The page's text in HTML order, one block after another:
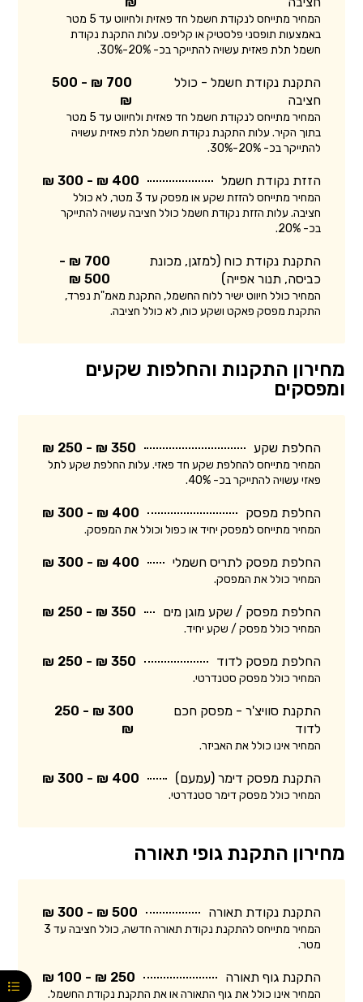
המחיר מתייחס לנקודת חשמל חד פאזית ולחיווט עד 5 מטר
באמצעות תופסני פלסטיק או קליפס. עלות התקנת נקודת
חשמל תלת פאזית עשויה להתייקר בכ- 20%-30%.
התקנת נקודת חשמל - כולל
חציבה
700 ₪ - 500
₪
המחיר מתייחס לנקודת חשמל חד פאזית ולחיווט עד 5 מטר
בתוך הקיר. עלות התקנת נקודת חשמל תלת פאזית עשויה
להתייקר בכ- 20%-30%.
הזזת נקודת חשמל 400 ₪ - 300 ₪
המחיר מתייחס להזזת שקע או מפסק עד 3 מטר, לא כולל
חציבה. עלות הזזת נקודת חשמל כולל חציבה עשויה להתייקר
בכ- 20%.
התקנת נקודת כוח (למזגן, מכונת
כביסה, תנור אפייה)
700 ₪ -
500 ₪
המחיר כולל חיווט ישיר ללוח החשמל, התקנת מאמ"ת נפרד,
התקנת מפסק פאקט ושקע כוח, לא כולל חציבה.
מחירון התקנות והחלפות שקעים
ומפסקים
החלפת שקע 350 ₪ - 250 ₪
המחיר מתייחס להחלפת שקע חד פאזי. עלות החלפת שקע לתל
פאזי עשויה להתייקר בכ- 40%.
החלפת מפסק 400 ₪ - 300 ₪
המחיר מתייחס למפסק יחיד או כפול וכולל את המפסק.
החלפת מפסק לתריס חשמלי 400 ₪ - 300 ₪
המחיר כולל את המפסק.
החלפת מפסק / שקע מוגן מים 350 ₪ - 250 ₪
המחיר כולל מפסק / שקע יחיד.
החלפת מפסק לדוד 350 ₪ - 250 ₪
המחיר כולל מפסק סטנדרטי.
התקנת סוויצ'ר - מפסק חכם
לדוד
300 ₪ - 250
₪
המחיר אינו כולל את האביזר.
התקנת מפסק דימר (עמעם) 400 ₪ - 300 ₪
המחיר כולל מפסק דימר סטנדרטי.
מחירון התקנת גופי תאורה
התקנת נקודת תאורה 500 ₪ - 300 ₪
המחיר מתייחס להתקנת נקודת תאורה חדשה, כולל חציבה עד 3
מטר.
התקנת גוף תאורה 250 ₪ - 100 ₪
המחיר אינו כולל את גוף התאורה או את התקנת נקודת החשמל.